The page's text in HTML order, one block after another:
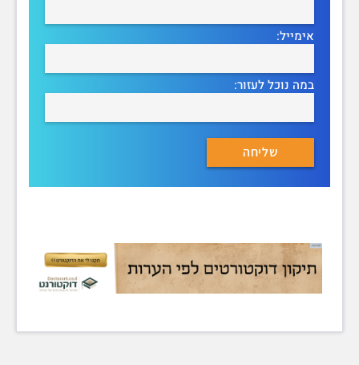
אימייל:
במה נוכל לעזור: